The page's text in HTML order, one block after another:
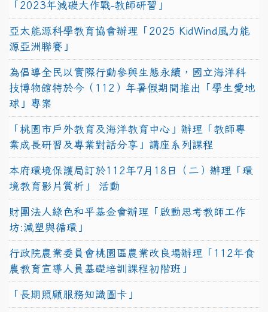
「2023年減碳大作戰-教師研習」
亞太能源科學教育協會辦理「2025 KidWind風力能
源亞洲聯賽」
為倡導全民以實際行動參與生態永續，國立海洋科
技博物館特於今（112）年暑假期間推出「學生愛地
球」專案
「桃園市戶外教育及海洋教育中心」辦理「教師專
業成長研習及專業對話分享」講座系列課程
本府環境保護局訂於112年7月18日（二）辦理「環
境教育影片賞析」 活動
財團法人綠色和平基金會辦理「啟動思考教師工作
坊:減塑與循環」
行政院農業委員會桃園區農業改良場辦理「112年食
農教育宣導人員基礎培訓課程初階班」
「長期照顧服務知識圖卡」